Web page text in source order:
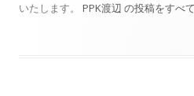
いたします。 PPK渡辺 の投稿をすべ